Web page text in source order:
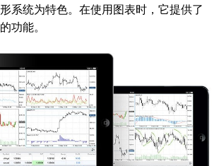
系统为特色。在使用图表时，它提供了
功能。